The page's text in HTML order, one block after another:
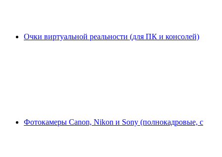
Очки виртуальной реальности (для ПК и консолей)
Фотокамеры Canon, Nikon и Sony (полнокадровые, с